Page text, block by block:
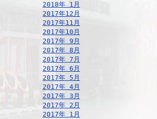
2018年 1月
2017年12月
2017年11月
2017年10月
2017年 9月
2017年 8月
2017年 7月
2017年 6月
2017年 5月
2017年 4月
2017年 3月
2017年 2月
2017年 1月